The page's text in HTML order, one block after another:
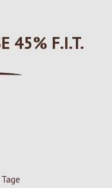
45% F.I.T.
5 Sternen